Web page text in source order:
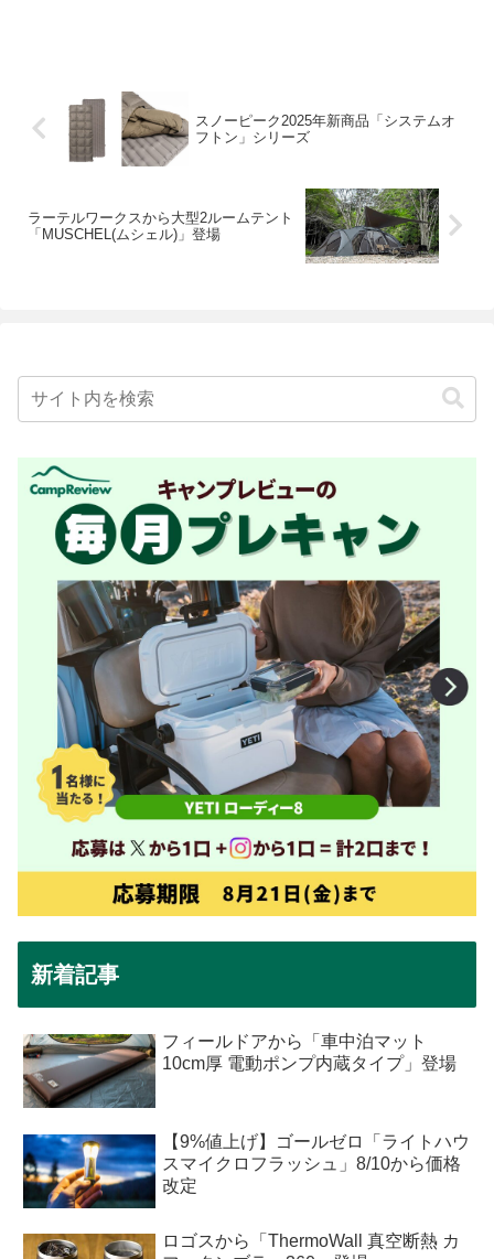
スノーピーク2025年新商品「システムオ
フトン」シリーズ
ラーテルワークスから大型2ルームテント
「MUSCHEL(ムシェル)」登場
新着記事
フィールドアから「車中泊マット
10cm厚 電動ポンプ内蔵タイプ」登場
【9%値上げ】ゴールゼロ「ライトハウ
スマイクロフラッシュ」8/10から価格
改定
ロゴスから「ThermoWall 真空断熱 カ